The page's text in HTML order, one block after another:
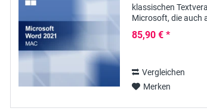
klassischen
Microsoft, die auch
85,90 € *
Vergleichen
Merken